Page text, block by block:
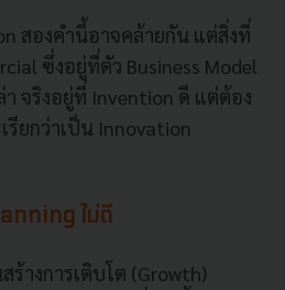
สองคำนี้อาจคล้ายกัน แต่สิ่งที่
ซึ่งอยู่ที่ตัว Business Model
า จริงอยู่ที่ Invention ดี แต่ต้อง
รียกว่าเป็น Innovation
ไม่ดี
างการเติบโต (Growth)